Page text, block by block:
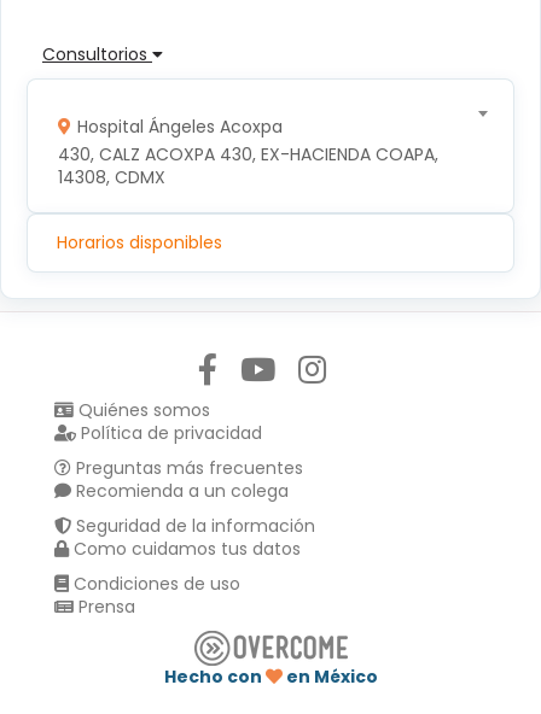
Consultorios
Hospital Ángeles Acoxpa
430, CALZ ACOXPA 430, EX-HACIENDA COAPA,
14308, CDMX
Horarios disponibles
Quiénes somos
Política de privacidad
Preguntas más frecuentes
Recomienda a un colega
Seguridad de la información
Como cuidamos tus datos
Condiciones de uso
Prensa
Hecho con
en México